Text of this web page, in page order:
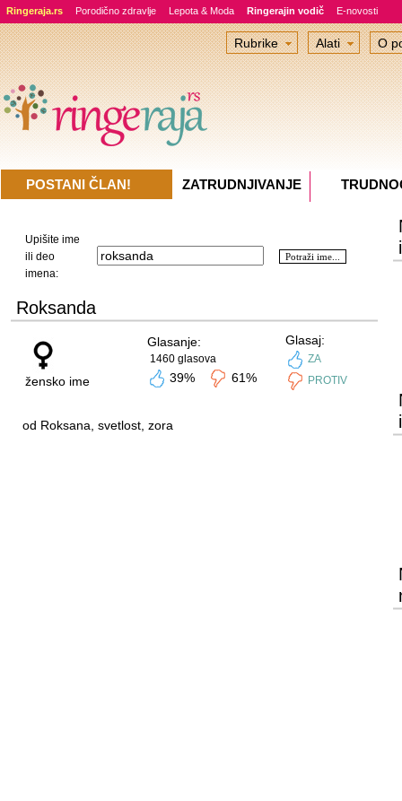
Ringeraja.rs Porodično zdravlje Lepota & Moda Ringerajin vodič E-novosti
Upišite ime
ili deo
imena:
Roksanda
žensko ime
Glasanje:
1460 glasova
39% 61%
Glasaj:
ZA
PROTIV
od Roksana, svetlost, zora
Rubrike Alati O
POSTANI ČLAN! ZATRUDNJIVANJE